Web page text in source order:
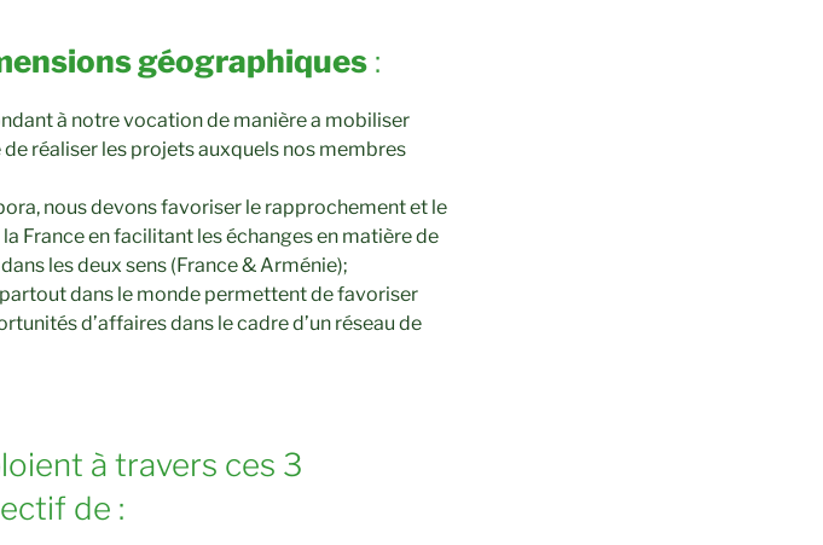
géographiques :
à notre vocation de manière a mobiliser
réaliser les projets auxquels nos membres
nous devons favoriser le rapprochement et le
France en facilitant les échanges en matière de
les deux sens (France & Arménie);
dans le monde permettent de favoriser
d’affaires dans le cadre d’un réseau de
à travers ces 3
de :